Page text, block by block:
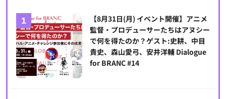
【8月31日(月) イベント開催】アニメ
監督・プロデューサーたちはアヌシー
で何を得たのか？ゲスト:史耕、中目
貴史、森山愛弓、安井洋輔 Dialogue
for BRANC #14